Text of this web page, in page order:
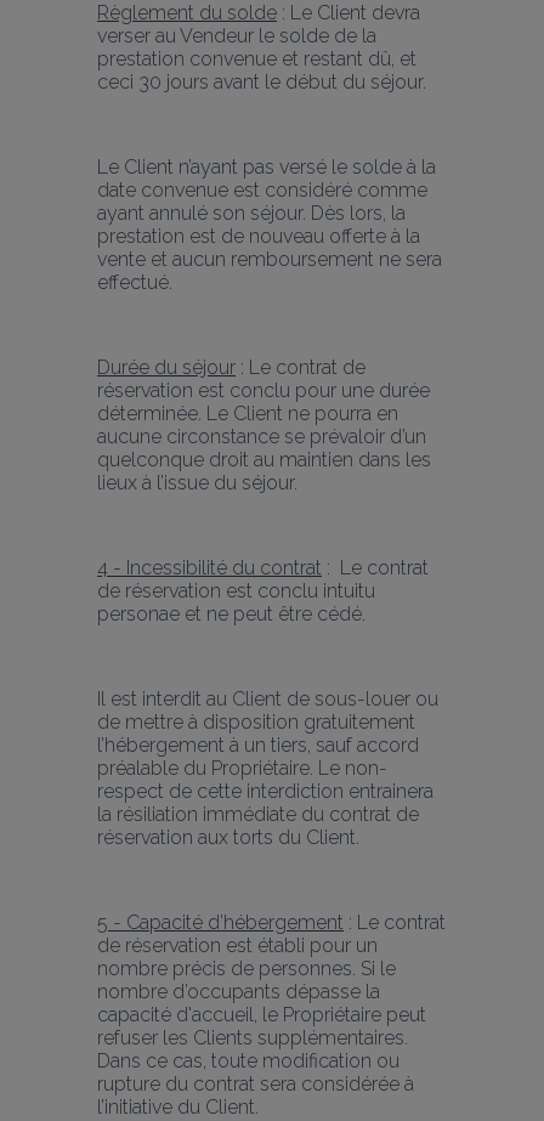
Règlement du solde : Le Client devra
verser au Vendeur le solde de la
prestation convenue et restant dû, et
ceci 30 jours avant le début du séjour.
Le Client n’ayant pas versé le solde à la
date convenue est considéré comme
ayant annulé son séjour. Dès lors, la
prestation est de nouveau offerte à la
vente et aucun remboursement ne sera
effectué.
Durée du séjour : Le contrat de
réservation est conclu pour une durée
déterminée. Le Client ne pourra en
aucune circonstance se prévaloir d’un
quelconque droit au maintien dans les
lieux à l’issue du séjour.
4 - Incessibilité du contrat :  Le contrat
de réservation est conclu intuitu
personae et ne peut être cédé.
Il est interdit au Client de sous-louer ou
de mettre à disposition gratuitement
l’hébergement à un tiers, sauf accord
préalable du Propriétaire. Le non-
respect de cette interdiction entrainera
la résiliation immédiate du contrat de
réservation aux torts du Client.
5 - Capacité d’hébergement : Le contrat
de réservation est établi pour un
nombre précis de personnes. Si le
nombre d’occupants dépasse la
capacité d'accueil, le Propriétaire peut
refuser les Clients supplémentaires.
Dans ce cas, toute modification ou
rupture du contrat sera considérée à
l’initiative du Client.